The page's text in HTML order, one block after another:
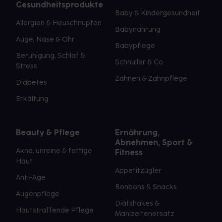
Gesundheitsprodukte
Allergien & Heuschnupfen
Auge, Nase & Ohr
Beruhigung, Schlaf &
Stress
Diabetes
Erkältung
Baby & Kindergesundheit
Babynahrung
Babypflege
Schnuller & Co.
Zahnen & Zahnpflege
Beauty & Pflege
Akne, unreine & fettige
Haut
Anti-Age
Augenpflege
Hautstraffende Pflege
Ernährung,
Abnehmen, Sport &
Fitness
Appetitzügler
Bonbons & Snacks
Diätshakes &
Mahlzeitenersatz